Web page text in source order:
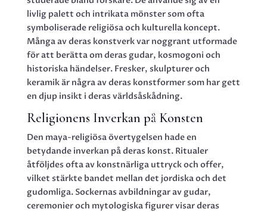
livlig palett och intrikata mönster som ofta
symboliserade religiösa och kulturella koncept.
Många av deras konstverk var noggrant utformade
för att berätta om deras gudar, kosmogoni och
historiska händelser. Fresker, skulpturer och
keramik är några av deras konstformer som har gett
en djup insikt i deras världsåskådning.
Religionens Inverkan på Konsten
Den maya-religiösa övertygelsen hade en
betydande inverkan på deras konst. Ritualer
åtföljdes ofta av konstnärliga uttryck och offer,
vilket stärkte bandet mellan det jordiska och det
gudomliga. Sockernas avbildningar av gudar,
ceremonier och mytologiska figurer visar deras